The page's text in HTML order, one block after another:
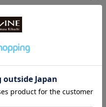
クス
水×チ
ズウ